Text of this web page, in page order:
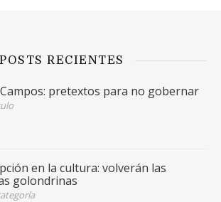
POSTS RECIENTES
pretextos para no gobernar
en la cultura: volverán las
golondrinas